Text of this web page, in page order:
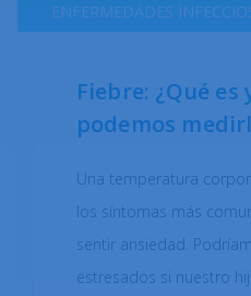
ENFERMEDADES
Fiebre: ¿Qué es
podemos
Una temperatura
los síntomas más
sentir ansiedad.
estresados si nuestro